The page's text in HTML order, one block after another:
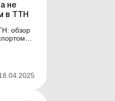
не
в ТТН
э-